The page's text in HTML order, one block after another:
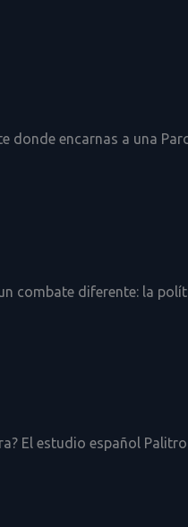
donde encarnas a una
combate diferente: la
El estudio español